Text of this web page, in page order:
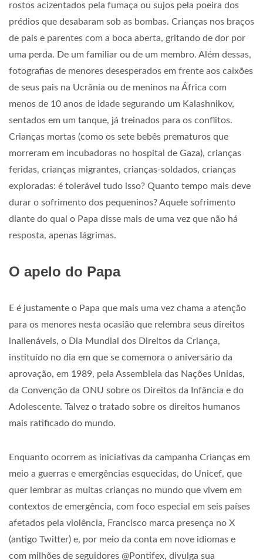
rostos acizentados pela fumaça ou sujos pela poeira dos
prédios que desabaram sob as bombas. Crianças nos braços
de pais e parentes com a boca aberta, gritando de dor por
uma perda. De um familiar ou de um membro. Além dessas,
fotografias de menores desesperados em frente aos caixões
de seus pais na Ucrânia ou de meninos na África com
menos de 10 anos de idade segurando um Kalashnikov,
sentados em um tanque, já treinados para os conflitos.
Crianças mortas (como os sete bebês prematuros que
morreram em incubadoras no hospital de Gaza), crianças
feridas, crianças migrantes, crianças-soldados, crianças
exploradas: é tolerável tudo isso? Quanto tempo mais deve
durar o sofrimento dos pequeninos? Aquele sofrimento
diante do qual o Papa disse mais de uma vez que não há
resposta, apenas lágrimas.
O apelo do Papa
E é justamente o Papa que mais uma vez chama a atenção
para os menores nesta ocasião que relembra seus direitos
inalienáveis, o Dia Mundial dos Direitos da Criança,
instituído no dia em que se comemora o aniversário da
aprovação, em 1989, pela Assembleia das Nações Unidas,
da Convenção da ONU sobre os Direitos da Infância e do
Adolescente. Talvez o tratado sobre os direitos humanos
mais ratificado do mundo.
Enquanto ocorrem as iniciativas da campanha Crianças em
meio a guerras e emergências esquecidas, do Unicef, que
quer lembrar as muitas crianças no mundo que vivem em
contextos de emergência, com foco especial em seis países
afetados pela violência, Francisco marca presença no X
(antigo Twitter) e, por meio da conta em nove idiomas e
com milhões de seguidores @Pontifex, divulga sua